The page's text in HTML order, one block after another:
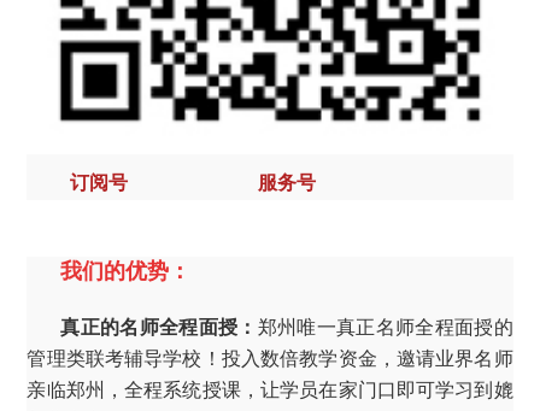
订阅号 服务号
我们的优势：
真正的名师全程面授： 郑州唯一真正名师全程面授的
管理类联考辅导学校！投入数倍教学资金，邀请业界名师
亲临郑州，全程系统授课，让学员在家门口即可学习到媲